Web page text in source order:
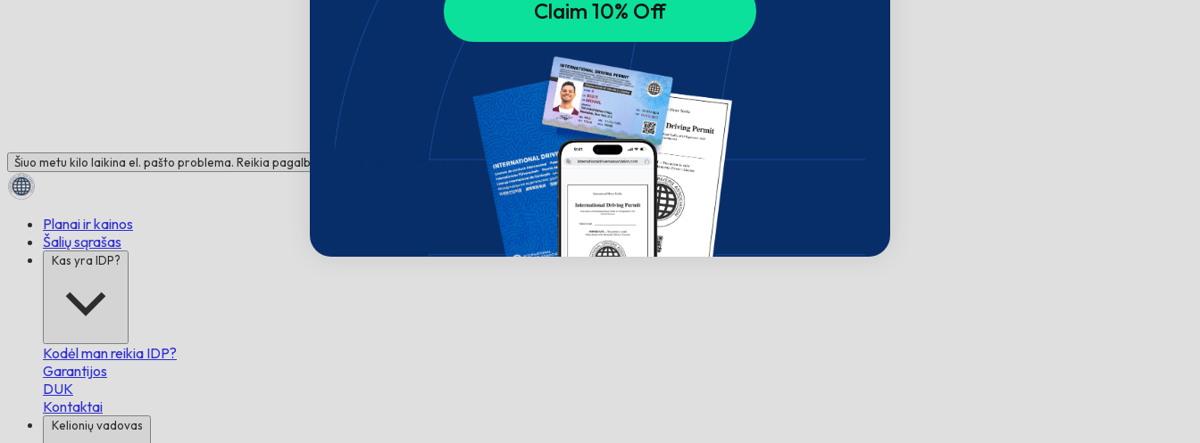
Šiuo metu kilo laikina el. pašto problema. Reikia pagalbos? Susisiekite su mumis pokalbių lange!
Planai ir kainos
Šalių sąrašas
Kas yra IDP?
Kodėl man reikia IDP?
Garantijos
DUK
Kontaktai
Kelionių vadovas
Claim 10% Off